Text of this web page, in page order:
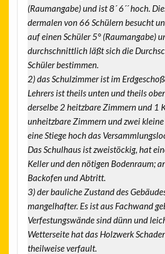
(Raumangabe) und ist 8´ 6´´ hoch.
dermalen von 66 Schülern besucht
auf einen Schüler 5° (Raumangabe)
durchschnittlich läßt sich die
Schüler bestimmen.
2) das Schulzimmer ist im
Lehrers ist theils unten und theils
derselbe 2 heitzbare Zimmern und 1
unheitzbare Zimmern und zwei
eine Stiege hoch das
Das Schulhaus ist zweistöckig, hat
Keller und den nötigen Bodenraum;
Backofen und Abtritt.
3) der bauliche Zustand des
mangelhafter. Es ist aus Fachwand
Verfestungswände sind dünn und
Wetterseite hat das Holzwerk
theilweise verfault.